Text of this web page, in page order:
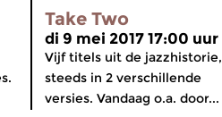
Take Two
di 9 mei 2017 17:00 uur
Vijf titels uit de jazzhistorie,
steeds in 2 verschillende
versies. Vandaag o.a. door...